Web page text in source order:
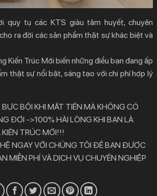
quy tụ các KTS giàu tâm huyết, chuyên
ra đời các sản phẩm thật sự khác biệt và
Kiến Trúc Mới biến những điều bạn đang ấp
thật sự nổi bật, sáng tạo với chi phí hợp lý
BỘI KHI MẤT TIỀN MÀ KHÔNG CÓ
ĐỢI ->100% HÀI LÒNG KHI BẠN LÀ
TRÚC MỚI!!!
NGAY VỚI CHÚNG TÔI ĐỂ BẠN ĐƯỢC
MIỄN PHÍ VÀ DỊCH VỤ CHUYÊN NGHIỆP